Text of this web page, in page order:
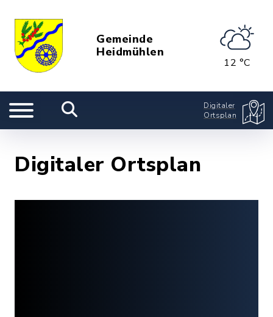
Gemeinde
Heidmühlen
12 °C
Digitaler
Ortsplan
Digitaler Ortsplan